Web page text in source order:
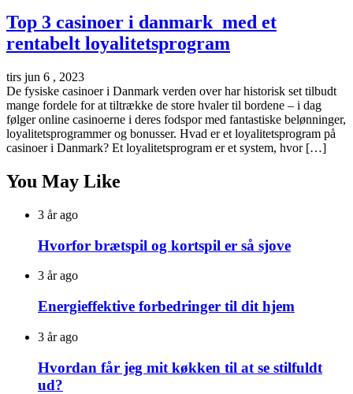
Top 3 casinoer i danmark med et
rentabelt loyalitetsprogram
tirs jun 6 , 2023
De fysiske casinoer i Danmark verden over har historisk set tilbudt
mange fordele for at tiltrække de store hvaler til bordene – i dag
følger online casinoerne i deres fodspor med fantastiske belønninger,
loyalitetsprogrammer og bonusser. Hvad er et loyalitetsprogram på
casinoer i Danmark? Et loyalitetsprogram er et system, hvor […]
You May Like
3 år ago
Hvorfor brætspil og kortspil er så sjove
3 år ago
Energieffektive forbedringer til dit hjem
3 år ago
Hvordan får jeg mit køkken til at se stilfuldt
ud?